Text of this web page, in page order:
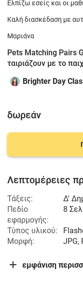
Ελπίζω εσείς και οι
Καλή διασκέδαση με
Μαριάνα
Pets Matching Pairs
ταιριάζουν με το
Brighter Day
δωρεάν
Λεπτομέρειες
Τάξεις: Δ'
Πεδίο
εφαρμογής:
8
Τύπος υλικού:
Μορφή:
JPG,
εμφάνιση